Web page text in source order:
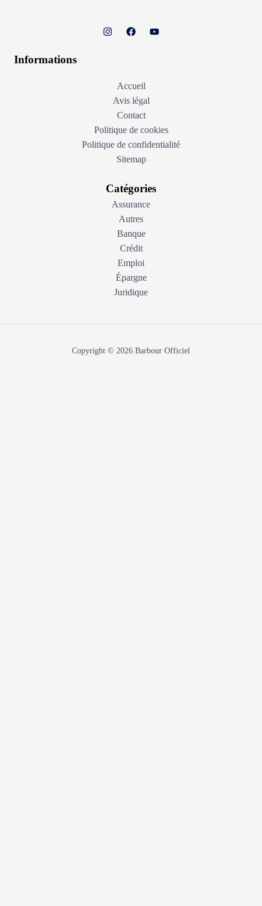
Informations
Accueil
Avis légal
Contact
Politique de cookies
Politique de confidentialité
Sitemap
Catégories
Assurance
Autres
Banque
Crédit
Emploi
Épargne
Juridique
Copyright © 2026 Barbour Officiel